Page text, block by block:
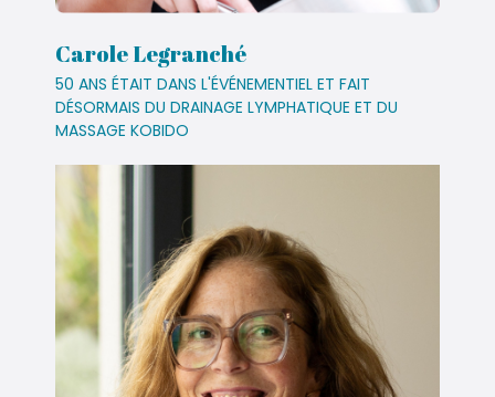
Carole Legranché
50 ANS ÉTAIT DANS L'ÉVÉNEMENTIEL ET FAIT
DÉSORMAIS DU DRAINAGE LYMPHATIQUE ET DU
MASSAGE KOBIDO